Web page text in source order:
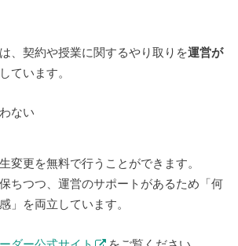
、契約や授業に関するやり取りを運営が
しています。
ない
変更を無料で行うことができます。
ちつつ、運営のサポートがあるため「何
」を両立しています。